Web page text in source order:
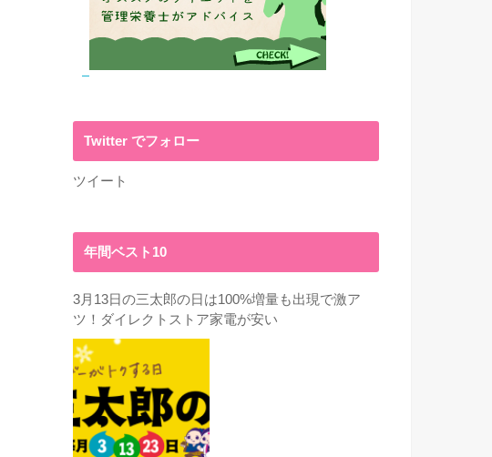
Twitter でフォロー
ツイート
年間ベスト10
3月13日の三太郎の日は100%増量も出現で激ア
ツ！ダイレクトストア家電が安い